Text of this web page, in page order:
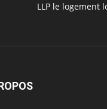
LLP le logement